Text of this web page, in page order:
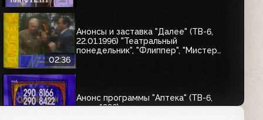
02:36
Анонсы и заставка "Далее" (ТВ-6,
22.01.1996) "Театральный
понедельник", "Флиппер", "Мистер
Анонс программы "Аптека" (ТВ-6,
март 1996)